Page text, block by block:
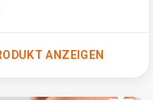
ANZEIGEN